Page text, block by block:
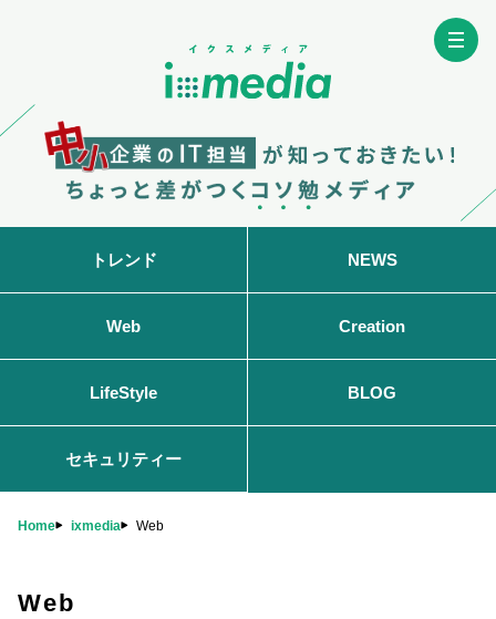
トレンド NEWS
Web Creation
LifeStyle BLOG
セキュリティー
Home ixmedia Web
Web